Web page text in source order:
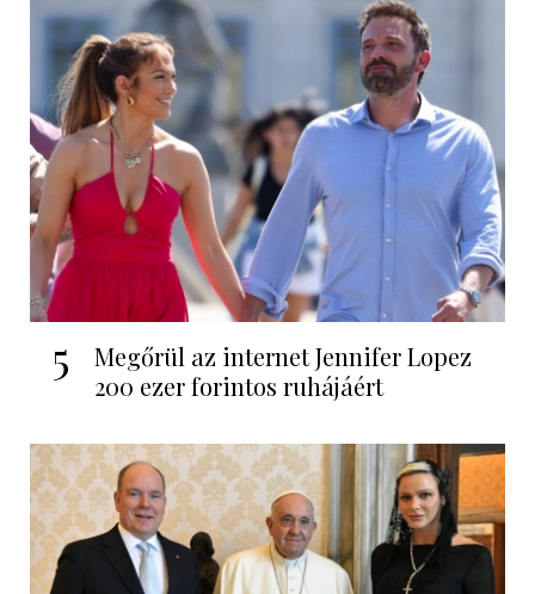
5
Megőrül az internet Jennifer Lopez
200 ezer forintos ruhájáért